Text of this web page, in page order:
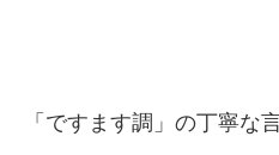
「ですます調」の丁寧な